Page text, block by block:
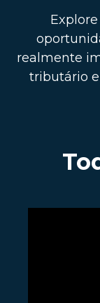
realmente
tributário